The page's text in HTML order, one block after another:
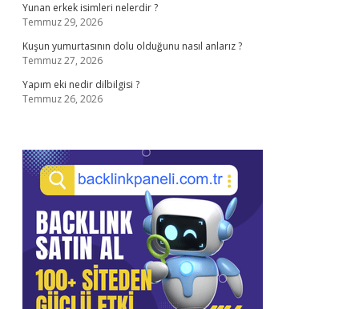
Yunan erkek isimleri nelerdir ?
Temmuz 29, 2026
Kuşun yumurtasının dolu olduğunu nasıl anlarız ?
Temmuz 27, 2026
Yapım eki nedir dilbilgisi ?
Temmuz 26, 2026